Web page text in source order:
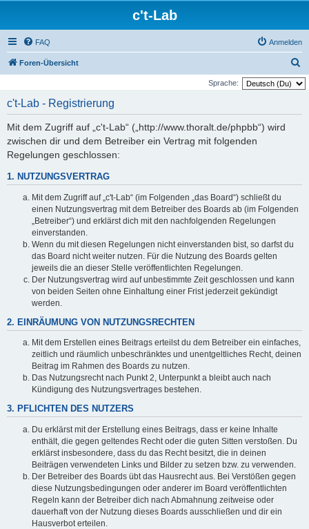
c't-Lab
FAQ Anmelden
Foren-Übersicht
u
Sprache:
c't-Lab - Registrierung
Mit dem Zugriff auf „c't-Lab“ („http://www.thoralt.de/phpbb“) wird
zwischen dir und dem Betreiber ein Vertrag mit folgenden
Regelungen geschlossen:
1. NUTZUNGSVERTRAG
Mit dem Zugriff auf „c't-Lab“ (im Folgenden „das Board“) schließt du
einen Nutzungsvertrag mit dem Betreiber des Boards ab (im Folgenden
„Betreiber“) und erklärst dich mit den nachfolgenden Regelungen
einverstanden.
Wenn du mit diesen Regelungen nicht einverstanden bist, so darfst du
das Board nicht weiter nutzen. Für die Nutzung des Boards gelten
jeweils die an dieser Stelle veröffentlichten Regelungen.
Der Nutzungsvertrag wird auf unbestimmte Zeit geschlossen und kann
von beiden Seiten ohne Einhaltung einer Frist jederzeit gekündigt
werden.
2. EINRÄUMUNG VON NUTZUNGSRECHTEN
Mit dem Erstellen eines Beitrags erteilst du dem Betreiber ein einfaches,
zeitlich und räumlich unbeschränktes und unentgeltliches Recht, deinen
Beitrag im Rahmen des Boards zu nutzen.
Das Nutzungsrecht nach Punkt 2, Unterpunkt a bleibt auch nach
Kündigung des Nutzungsvertrages bestehen.
3. PFLICHTEN DES NUTZERS
Du erklärst mit der Erstellung eines Beitrags, dass er keine Inhalte
enthält, die gegen geltendes Recht oder die guten Sitten verstoßen. Du
erklärst insbesondere, dass du das Recht besitzt, die in deinen
Beiträgen verwendeten Links und Bilder zu setzen bzw. zu verwenden.
Der Betreiber des Boards übt das Hausrecht aus. Bei Verstößen gegen
diese Nutzungsbedingungen oder anderer im Board veröffentlichten
Regeln kann der Betreiber dich nach Abmahnung zeitweise oder
dauerhaft von der Nutzung dieses Boards ausschließen und dir ein
Hausverbot erteilen.